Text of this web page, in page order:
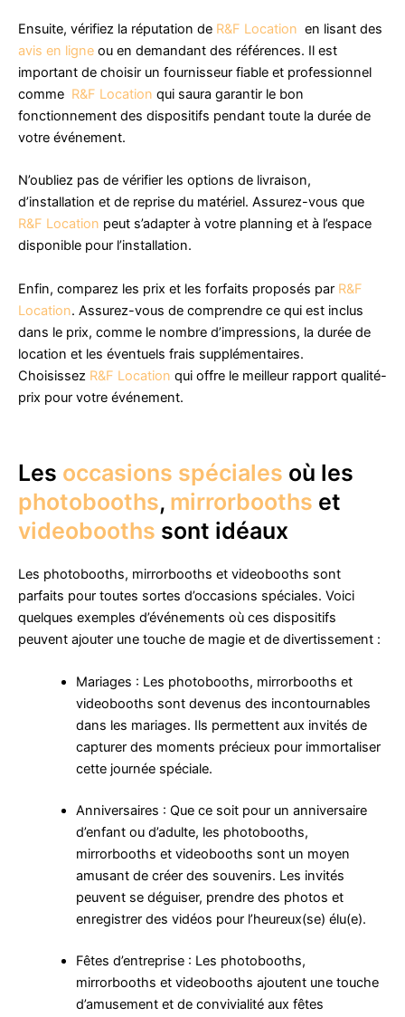
Ensuite, vérifiez la réputation de R&F Location en lisant des
avis en ligne ou en demandant des références. Il est
important de choisir un fournisseur fiable et professionnel
comme R&F Location qui saura garantir le bon
fonctionnement des dispositifs pendant toute la durée de
votre événement.
N’oubliez pas de vérifier les options de livraison,
d’installation et de reprise du matériel. Assurez-vous que
R&F Location peut s’adapter à votre planning et à l’espace
disponible pour l’installation.
Enfin, comparez les prix et les forfaits proposés par R&F
Location. Assurez-vous de comprendre ce qui est inclus
dans le prix, comme le nombre d’impressions, la durée de
location et les éventuels frais supplémentaires.
Choisissez R&F Location qui offre le meilleur rapport qualité-
prix pour votre événement.
Les occasions spéciales où les
photobooths, mirrorbooths et
videobooths sont idéaux
Les photobooths, mirrorbooths et videobooths sont
parfaits pour toutes sortes d’occasions spéciales. Voici
quelques exemples d’événements où ces dispositifs
peuvent ajouter une touche de magie et de divertissement :
Mariages : Les photobooths, mirrorbooths et
videobooths sont devenus des incontournables
dans les mariages. Ils permettent aux invités de
capturer des moments précieux pour immortaliser
cette journée spéciale.
Anniversaires : Que ce soit pour un anniversaire
d’enfant ou d’adulte, les photobooths,
mirrorbooths et videobooths sont un moyen
amusant de créer des souvenirs. Les invités
peuvent se déguiser, prendre des photos et
enregistrer des vidéos pour l’heureux(se) élu(e).
Fêtes d’entreprise : Les photobooths,
mirrorbooths et videobooths ajoutent une touche
d’amusement et de convivialité aux fêtes